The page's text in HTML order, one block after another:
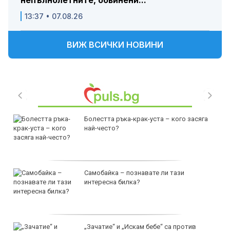
13:37 • 07.08.26
ВИЖ ВСИЧКИ НОВИНИ
Болестта ръка-крак-уста – кого засяга
най-често?
Самобайка – познавате ли тази
интересна билка?
„Зачатие“ и „Искам бебе“ са против